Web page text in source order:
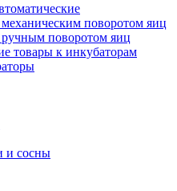
поворотом яиц
поворотом яиц
товары к инкубаторам
и сосны